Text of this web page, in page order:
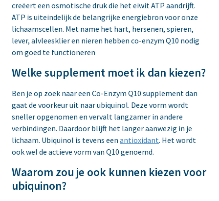
creëert een osmotische druk die het eiwit ATP aandrijft.
ATP is uiteindelijk de belangrijke energiebron voor onze
lichaamscellen. Met name het hart, hersenen, spieren,
lever, alvleesklier en nieren hebben co-enzym Q10 nodig
om goed te functioneren
Welke supplement moet ik dan kiezen?
Ben je op zoek naar een Co-Enzym Q10 supplement dan
gaat de voorkeur uit naar ubiquinol. Deze vorm wordt
sneller opgenomen en vervalt langzamer in andere
verbindingen. Daardoor blijft het langer aanwezig in je
lichaam. Ubiquinol is tevens een antioxidant. Het wordt
ook wel de actieve vorm van Q10 genoemd.
Waarom zou je ook kunnen kiezen voor
ubiquinon?